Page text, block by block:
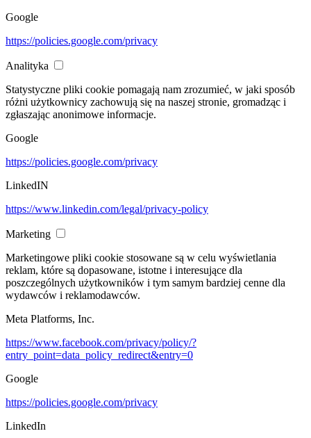
Google
https://policies.google.com/privacy
Analityka
Statystyczne pliki cookie pomagają nam zrozumieć, w jaki sposób
różni użytkownicy zachowują się na naszej stronie, gromadząc i
zgłaszając anonimowe informacje.
Google
https://policies.google.com/privacy
LinkedIN
https://www.linkedin.com/legal/privacy-policy
Marketing
Marketingowe pliki cookie stosowane są w celu wyświetlania
reklam, które są dopasowane, istotne i interesujące dla
poszczególnych użytkowników i tym samym bardziej cenne dla
wydawców i reklamodawców.
Meta Platforms, Inc.
https://www.facebook.com/privacy/policy/?
entry_point=data_policy_redirect&entry=0
Google
https://policies.google.com/privacy
LinkedIn